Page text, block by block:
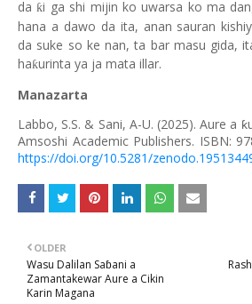
daƙi ga shi mijin ko uwarsa ko ma
hana a dawo da ita, anan sauran
da suke so ke nan, ta bar masu gida,
haƙurinta ya ja mata illar.
Manazarta
Labbo, S.S. & Sani, A-U. (2025).Aure a
Amsoshi Academic Publishers. ISBN:
https://doi.org/10.5281/
OLDER
Wasu Dalilan Saɓani a
Zamantakewar Aure a Cikin
Karin Magana